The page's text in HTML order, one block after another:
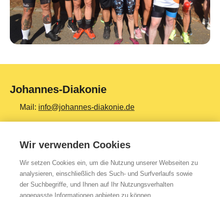
Johannes-Diakonie
Mail: info@johannes-diakonie.de
Tel:06261 - 88-0
Top Themen
Teilhabe & Assistenz
Wir verwenden Cookies
Wir setzen Cookies ein, um die Nutzung unserer Webseiten zu
analysieren, einschließlich des Such- und Surfverlaufs sowie
der Suchbegriffe, und Ihnen auf Ihr Nutzungsverhalten
angepasste Informationen anbieten zu können.